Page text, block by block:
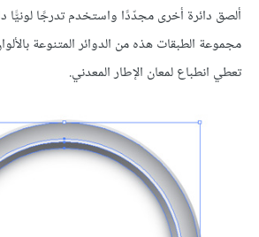
ألصق دائرة أخرى مجدّدًا واستخدم تدرجًا لونيًّا
مجموعة الطبقات هذه من الدوائر المتنوعة
تعطي انطباع لمعان الإطار المعدني.